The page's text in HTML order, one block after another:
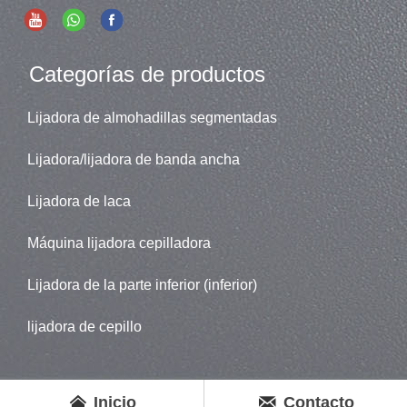
Modelo: P600-600 / P100-
100 / P100
Adecuado para la pequeña
fábrica de lijado y pulido y el
hogar DIY.
metal
Modelo: FR365 / FR650
Categorías de productos
Lijadora de almohadillas segmentadas
Lijadora/lijadora de banda ancha
Lijadora de laca
Máquina lijadora cepilladora
Lijadora de la parte inferior (inferior)
lijadora de cepillo
 Inicio  Contacto